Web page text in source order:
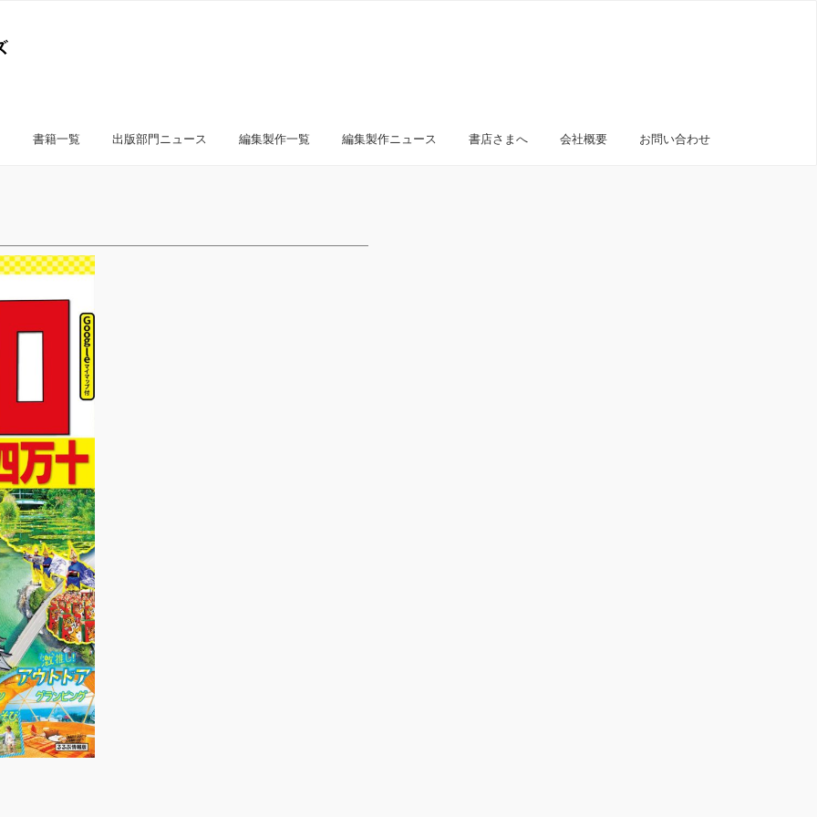
書籍一覧 出版部門ニュース 編集製作一覧 編集製作ニュース 書店さまへ 会社概要 お問い合わせ